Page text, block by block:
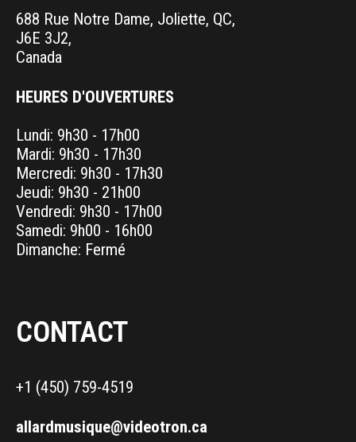
688 Rue Notre Dame, Joliette, QC,
J6E 3J2,
Canada
HEURES D'OUVERTURES
Lundi: 9h30 - 17h00
Mardi: 9h30 - 17h30
Mercredi: 9h30 - 17h30
Jeudi: 9h30 - 21h00
Vendredi: 9h30 - 17h00
Samedi: 9h00 - 16h00
Dimanche: Fermé
CONTACT
+1 (450) 759-4519
allardmusique@videotron.ca